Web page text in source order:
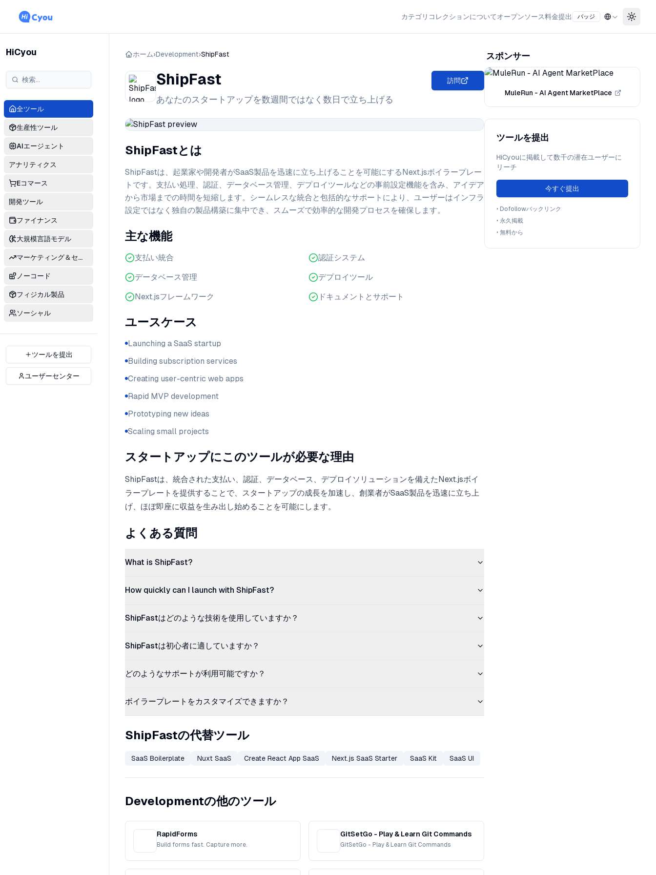
カテゴリ コレクションについてオープンソース料金提出 バッジ
HiCyou
全ツール
生産性ツール
AIエージェント
アナリティクス
Eコマース
開発ツール
ファイナンス
大規模言語モデル
マーケティング＆セールス
ノーコード
フィジカル製品
ソーシャル
ツールを提出
ユーザーセンター
ホーム›Development›ShipFast
ShipFast
あなたのスタートアップを数週間ではなく数日で立ち上げる
訪問
ShipFastとは
ShipFastは、起業家や開発者がSaaS製品を迅速に立ち上げることを可能にするNext.jsボイラープレー
トです。支払い処理、認証、データベース管理、デプロイツールなどの事前設定機能を含み、アイデア
から市場までの時間を短縮します。シームレスな統合と包括的なサポートにより、ユーザーはインフラ
設定ではなく独自の製品構築に集中でき、スムーズで効率的な開発プロセスを確保します。
主な機能
支払い統合 認証システム
データベース管理 デプロイツール
Next.jsフレームワーク ドキュメントとサポート
ユースケース
Launching a SaaS startup
Building subscription services
Creating user-centric web apps
Rapid MVP development
Prototyping new ideas
Scaling small projects
スタートアップにこのツールが必要な理由
ShipFastは、統合された支払い、認証、データベース、デプロイソリューションを備えたNext.jsボイ
ラープレートを提供することで、スタートアップの成長を加速し、創業者がSaaS製品を迅速に立ち上
げ、ほぼ即座に収益を生み出し始めることを可能にします。
よくある質問
What is ShipFast?
How quickly can I launch with ShipFast?
ShipFastはどのような技術を使用していますか？
ShipFastは初心者に適していますか？
どのようなサポートが利用可能ですか？
ボイラープレートをカスタマイズできますか？
ShipFastの代替ツール
SaaS Boilerplate Nuxt SaaS Create React App SaaS Next.js SaaS Starter SaaS Kit SaaS UI
Developmentの他のツール
RapidForms
Build forms fast. Capture more.
GitSetGo - Play & Learn Git Commands
GitSetGo - Play & Learn Git Commands
スポンサー
MuleRun - AI Agent MarketPlace
ツールを提出
HiCyouに掲載して数千の潜在ユーザーに
リーチ
今すぐ提出
• Dofollowバックリンク
• 永久掲載
• 無料から